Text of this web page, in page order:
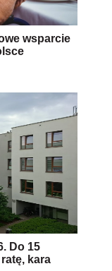
wsparcie
Do 15
kara